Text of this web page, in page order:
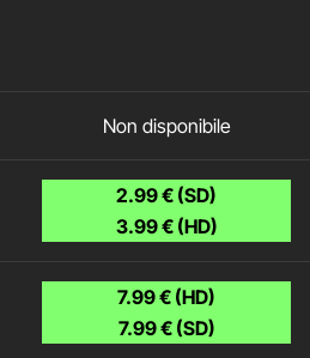
Non disponibile
2.99 € (SD)
3.99 € (HD)
7.99 € (HD)
7.99 € (SD)